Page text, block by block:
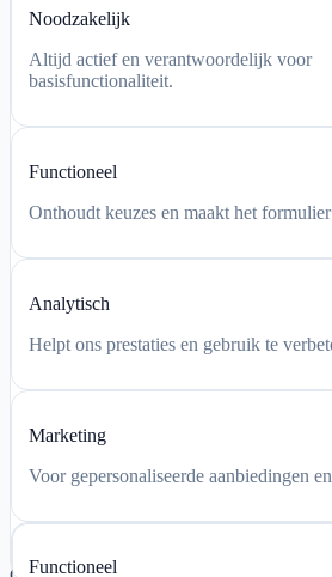
Noodzakelijk
Altijd actief en verantwoordelijk voor
basisfunctionaliteit.
Functioneel
Onthoudt keuzes en maakt het
Analytisch
Helpt ons prestaties en gebruik te
Marketing
Voor gepersonaliseerde aanbiedingen
Functioneel
Mijn account
Winkelwagen